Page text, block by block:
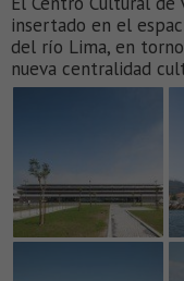
insertado en el
del río Lima, en
nueva centralidad